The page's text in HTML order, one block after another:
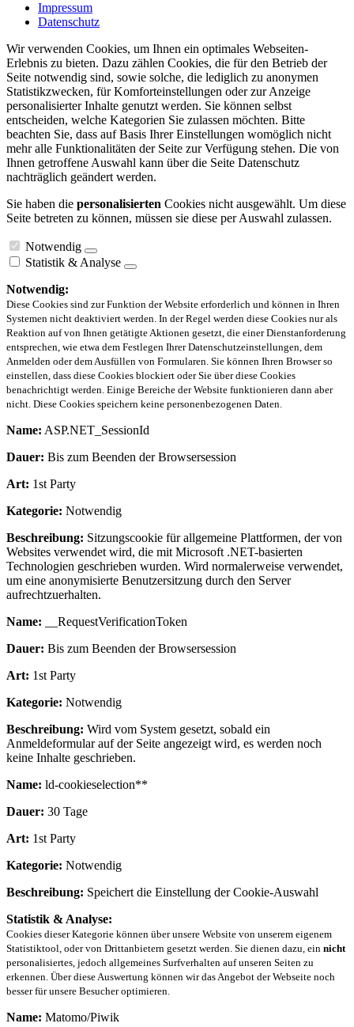
Impressum
Datenschutz
Wir verwenden Cookies, um Ihnen ein optimales Webseiten-
Erlebnis zu bieten. Dazu zählen Cookies, die für den Betrieb der
Seite notwendig sind, sowie solche, die lediglich zu anonymen
Statistikzwecken, für Komforteinstellungen oder zur Anzeige
personalisierter Inhalte genutzt werden. Sie können selbst
entscheiden, welche Kategorien Sie zulassen möchten. Bitte
beachten Sie, dass auf Basis Ihrer Einstellungen womöglich nicht
mehr alle Funktionalitäten der Seite zur Verfügung stehen. Die von
Ihnen getroffene Auswahl kann über die Seite Datenschutz
nachträglich geändert werden.
Sie haben die personalisierten Cookies nicht ausgewählt. Um diese
Seite betreten zu können, müssen sie diese per Auswahl zulassen.
Notwendig
Statistik & Analyse
Notwendig:
Diese Cookies sind zur Funktion der Website erforderlich und können in Ihren
Systemen nicht deaktiviert werden. In der Regel werden diese Cookies nur als
Reaktion auf von Ihnen getätigte Aktionen gesetzt, die einer Dienstanforderung
entsprechen, wie etwa dem Festlegen Ihrer Datenschutzeinstellungen, dem
Anmelden oder dem Ausfüllen von Formularen. Sie können Ihren Browser so
einstellen, dass diese Cookies blockiert oder Sie über diese Cookies
benachrichtigt werden. Einige Bereiche der Website funktionieren dann aber
nicht. Diese Cookies speichern keine personenbezogenen Daten.
Name: ASP.NET_SessionId
Dauer: Bis zum Beenden der Browsersession
Art: 1st Party
Kategorie: Notwendig
Beschreibung: Sitzungscookie für allgemeine Plattformen, der von
Websites verwendet wird, die mit Microsoft .NET-basierten
Technologien geschrieben wurden. Wird normalerweise verwendet,
um eine anonymisierte Benutzersitzung durch den Server
aufrechtzuerhalten.
Name: __RequestVerificationToken
Dauer: Bis zum Beenden der Browsersession
Art: 1st Party
Kategorie: Notwendig
Beschreibung: Wird vom System gesetzt, sobald ein
Anmeldeformular auf der Seite angezeigt wird, es werden noch
keine Inhalte geschrieben.
Name: ld-cookieselection**
Dauer: 30 Tage
Art: 1st Party
Kategorie: Notwendig
Beschreibung: Speichert die Einstellung der Cookie-Auswahl
Statistik & Analyse:
Cookies dieser Kategorie können über unsere Website von unserem eigenem
Statistiktool, oder von Drittanbietern gesetzt werden. Sie dienen dazu, ein nicht
personalisiertes, jedoch allgemeines Surfverhalten auf unseren Seiten zu
erkennen. Über diese Auswertung können wir das Angebot der Webseite noch
besser für unsere Besucher optimieren.
Name: Matomo/Piwik